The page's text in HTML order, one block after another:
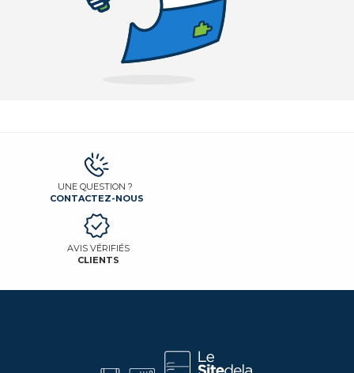
UNE QUESTION ?
CONTACTEZ-NOUS
AVIS VÉRIFIÉS
CLIENTS